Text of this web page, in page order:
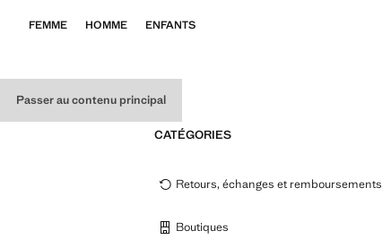
Passer au contenu principal
FEMME HOMME ENFANTS
CATÉGORIES
Retours, échanges et remboursements
Boutiques